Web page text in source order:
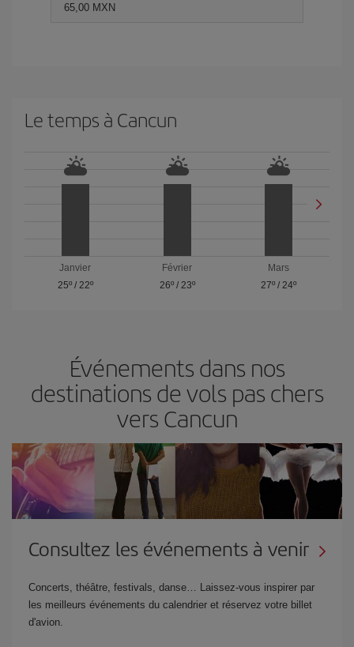
65,00 MXN
Le temps à Cancun
Janvier
25º/ 22º
Février
26º/ 23º
Mars
27º / 24º
Événements dans nos
destinations de vols pas chers
vers Cancun
Consultez les événements à venir
Concerts, théâtre, festivals, danse… Laissez-vous inspirer par
les meilleurs événements du calendrier et réservez votre billet
d'avion.